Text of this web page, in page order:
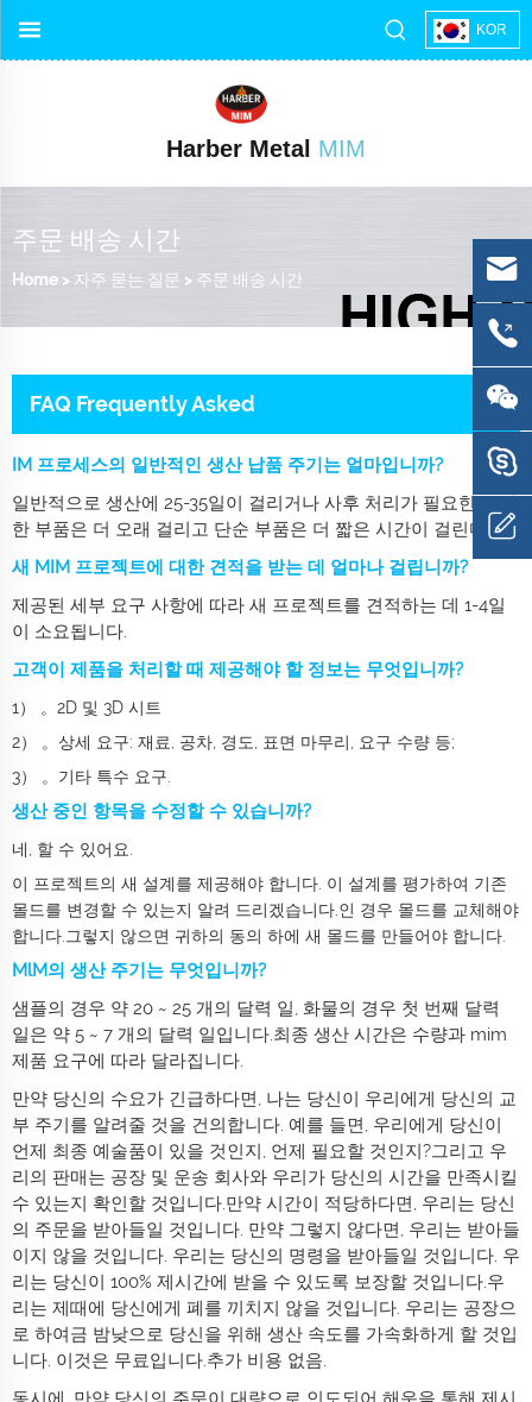
KOR
Harber Metal MIM
주문 배송 시간
Home > 자주 묻는 질문 > 주문 배송 시간
FAQ Frequently Asked
IM 프로세스의 일반적인 생산 납품 주기는 얼마입니까?
일반적으로 생산에 25-35일이 걸리거나 사후 처리가 필요한 복잡
한 부품은 더 오래 걸리고 단순 부품은 더 짧은 시간이 걸린다.
새 MIM 프로젝트에 대한 견적을 받는 데 얼마나 걸립니까?
제공된 세부 요구 사항에 따라 새 프로젝트를 견적하는 데 1-4일
이 소요됩니다.
고객이 제품을 처리할 때 제공해야 할 정보는 무엇입니까?
1） 。2D 및 3D 시트
2） 。상세 요구: 재료, 공차, 경도, 표면 마무리, 요구 수량 등;
3） 。기타 특수 요구.
생산 중인 항목을 수정할 수 있습니까?
네, 할 수 있어요.
이 프로젝트의 새 설계를 제공해야 합니다. 이 설계를 평가하여 기존
몰드를 변경할 수 있는지 알려 드리겠습니다.인 경우 몰드를 교체해야
합니다.그렇지 않으면 귀하의 동의 하에 새 몰드를 만들어야 합니다.
MlM의 생산 주기는 무엇입니까?
샘플의 경우 약 20 ~ 25 개의 달력 일, 화물의 경우 첫 번째 달력
일은 약 5 ~ 7 개의 달력 일입니다.최종 생산 시간은 수량과 mim
제품 요구에 따라 달라집니다.
만약 당신의 수요가 긴급하다면, 나는 당신이 우리에게 당신의 교
부 주기를 알려줄 것을 건의합니다. 예를 들면, 우리에게 당신이
언제 최종 예술품이 있을 것인지, 언제 필요할 것인지?그리고 우
리의 판매는 공장 및 운송 회사와 우리가 당신의 시간을 만족시킬
수 있는지 확인할 것입니다.만약 시간이 적당하다면, 우리는 당신
의 주문을 받아들일 것입니다. 만약 그렇지 않다면, 우리는 받아들
이지 않을 것입니다. 우리는 당신의 명령을 받아들일 것입니다. 우
리는 당신이 100% 제시간에 받을 수 있도록 보장할 것입니다.우
리는 제때에 당신에게 폐를 끼치지 않을 것입니다. 우리는 공장으
로 하여금 밤낮으로 당신을 위해 생산 속도를 가속화하게 할 것입
니다. 이것은 무료입니다.추가 비용 없음.